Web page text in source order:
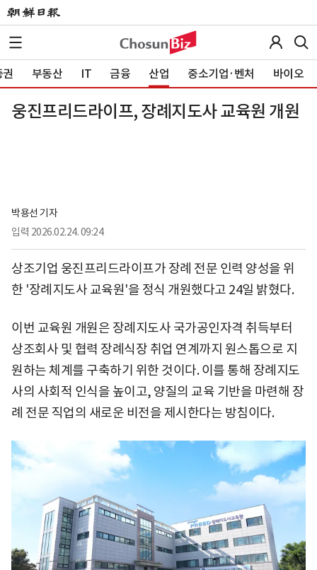
부동산 IT 금융 산업 중소기업·벤처 바이오
웅진프리드라이프, 장례지도사 교육원 개원
박용선 기자
입력 2026.02.24. 09:24
상조기업 웅진프리드라이프가 장례 전문 인력 양성을 위
한 '장례지도사 교육원'을 정식 개원했다고 24일 밝혔다.
이번 교육원 개원은 장례지도사 국가공인자격 취득부터
상조회사 및 협력 장례식장 취업 연계까지 원스톱으로 지
원하는 체계를 구축하기 위한 것이다. 이를 통해 장례지도
사의 사회적 인식을 높이고, 양질의 교육 기반을 마련해 장
례 전문 직업의 새로운 비전을 제시한다는 방침이다.